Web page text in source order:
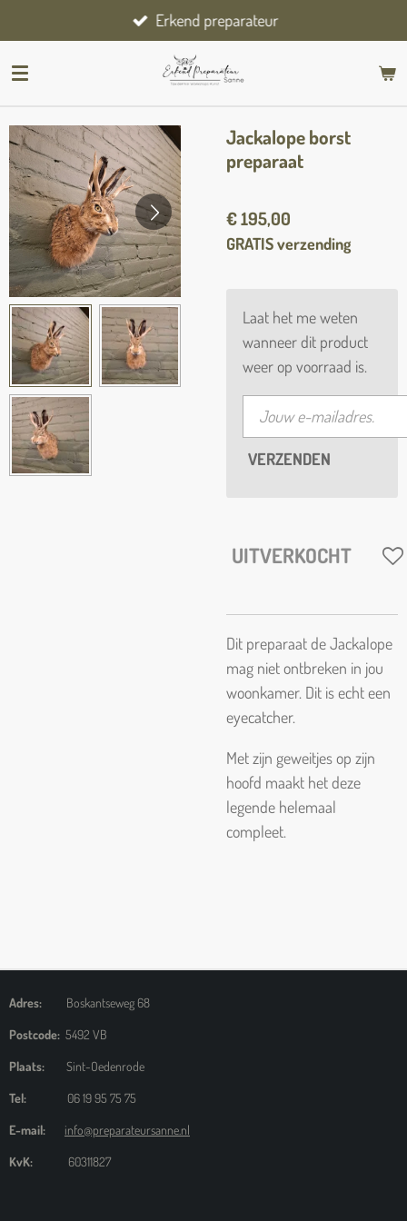
direct
naar
Erkend preparateur
Jackalope borst
preparaat
€ 195,00
GRATIS verzending
Laat het me weten
wanneer dit product
weer op voorraad is.
VERZENDEN
UITVERKOCHT
Dit preparaat de Jackalope
mag niet ontbreken in jou
woonkamer. Dit is echt een
eyecatcher.
Met zijn geweitjes op zijn
hoofd maakt het deze
legende helemaal
compleet.
Adres: Boskantseweg 68
Postcode: 5492 VB
Plaats: Sint-Oedenrode
Tel: 06 19 95 75 75
E-mail: info@preparateursanne.nl
KvK: 60311827